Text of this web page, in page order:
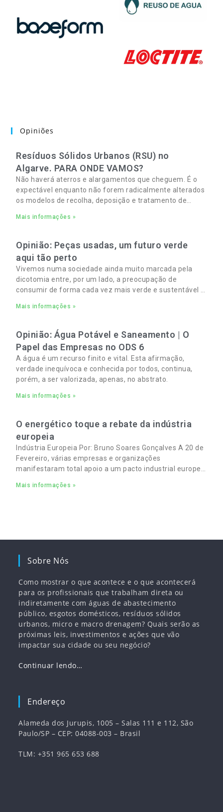
Opiniões
Resíduos Sólidos Urbanos (RSU) no
Algarve. PARA ONDE VAMOS?
Não haverá aterros e alargamentos que cheguem. É o
expectável enquanto não forem radicalmente alterados
os modelos de recolha, deposição e tratamento de
Mais informações »
Opinião: Peças usadas, um futuro verde
aqui tão perto
Vivemos numa sociedade ainda muito marcada pela
dicotomia entre, por um lado, a preocupação de
consumir de forma cada vez mais verde e sustentável e,
e familiares cada vez mais apertados.
Mais informações »
Opinião: Água Potável e Saneamento | O
Papel das Empresas no ODS 6
A água é um recurso finito e vital. Esta afirmação,
verdade inequívoca e conhecida por todos, continua,
porém, a ser valorizada, apenas, no abstrato.
Mais informações »
O energético toque a rebate da indústria
europeia
Indústria Europeia Por: Bruno Soares Gonçalves A 20 de
Fevereiro, várias empresas e organizações
manifestaram total apoio a um pacto industrial europeu
empregos
Mais informações »
Sobre Nós
Como mostrar o que acontece e o que acontecerá
para os profissionais que trabalham direta ou
indiretamente com águas de abastecimento
público, esgotos domésticos, resíduos sólidos
urbanos, micro e macro drenagem? Quais serão as
próximas leis, investimentos e ações que vão
impactar sua cidade ou seu negócio?
Continuar lendo…
Endereço
Alameda dos Jurupis, 1005 – Salas 111 e 112, São
Paulo/SP – CEP: 04088-003 – Brasil
TLM: +351 965 653 688